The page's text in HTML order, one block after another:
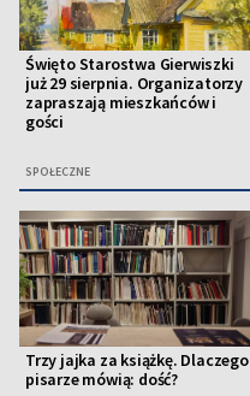
Święto Starostwa Gierwiszki
już 29 sierpnia. Organizatorzy
zapraszają mieszkańców i
gości
SPOŁECZNE
Trzy jajka za książkę. Dlaczego
pisarze mówią: dość?